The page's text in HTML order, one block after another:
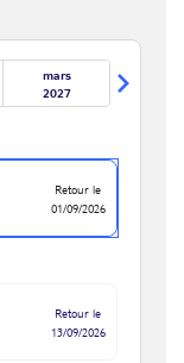
mars
2027
Retour le
01/09/2026
Retour le
13/09/2026